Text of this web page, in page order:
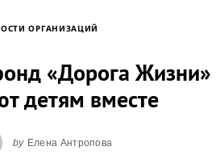
ОРГАНИЗАЦИЙ
«Дорога Жизни»
детям вместе
by Елена Антропова